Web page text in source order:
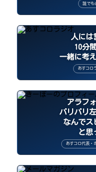
誰でも
人には
10分
一緒に考
あすコロ
アラフ
バリバリ
なんでス
と思
あすコロ代表・